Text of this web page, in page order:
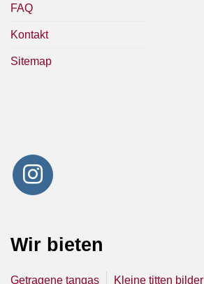
FAQ
Kontakt
Sitemap
Wir bieten
Getragene tangas Kleine titten bilder